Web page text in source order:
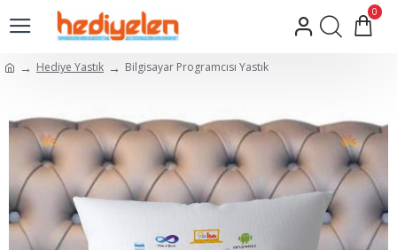
0
Hediye Yastık Bilgisayar Programcısı Yastık